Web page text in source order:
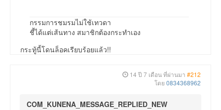
กรรมการชมรมไม่ใช้เทวดา
ชี้ได้แต่เส้นทาง สมาชิกต้องกระทำเอง
กระทู้นี้โดนล็อคเรียบร้อยแล้ว!!
14 ปี 7 เดือน ที่ผ่านมา #212
โดย 0834368962
COM_KUNENA_MESSAGE_REPLIED_NEW